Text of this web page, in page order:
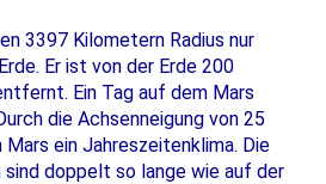
3397 Kilometern Radius nur
Er ist von der Erde 200
Ein Tag auf dem Mars
die Achsenneigung von 25
ein Jahreszeitenklima. Die
doppelt so lange wie auf der